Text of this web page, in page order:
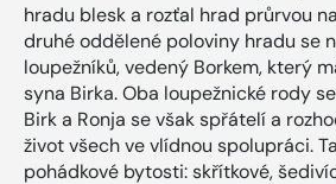
hradu blesk a rozťal hrad průrvou
druhé oddělené poloviny hradu se
loupežníků, vedený Borkem, který
syna Birka. Oba loupežnické rody
Birk a Ronja se však spřátelí a
život všech ve vlídnou spolupráci.
pohádkové bytosti: skřítkové,